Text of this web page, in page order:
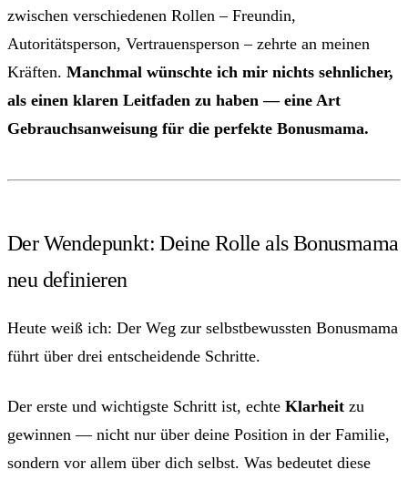
zwischen verschiedenen Rollen – Freundin,
Autoritätsperson, Vertrauensperson – zehrte an meinen
Kräften. Manchmal wünschte ich mir nichts sehnlicher,
als einen klaren Leitfaden zu haben — eine Art
Gebrauchsanweisung für die perfekte Bonusmama.
Der Wendepunkt: Deine Rolle als Bonusmama
neu definieren
Heute weiß ich: Der Weg zur selbstbewussten Bonusmama
führt über drei entscheidende Schritte.
Der erste und wichtigste Schritt ist, echte Klarheit zu
gewinnen — nicht nur über deine Position in der Familie,
sondern vor allem über dich selbst. Was bedeutet diese